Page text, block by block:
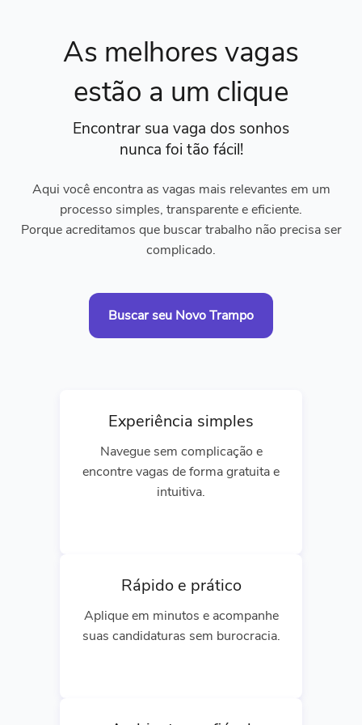
As melhores vagas
estão a um clique
Encontrar sua vaga dos sonhos
nunca foi tão fácil!
Aqui você encontra as vagas mais relevantes em um
processo simples, transparente e eficiente.
Porque acreditamos que buscar trabalho não precisa ser
complicado.
Buscar seu Novo Trampo
Experiência simples
Navegue sem complicação e
encontre vagas de forma gratuita e
intuitiva.
Rápido e prático
Aplique em minutos e acompanhe
suas candidaturas sem burocracia.